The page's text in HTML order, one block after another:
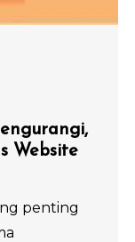
Website
penting